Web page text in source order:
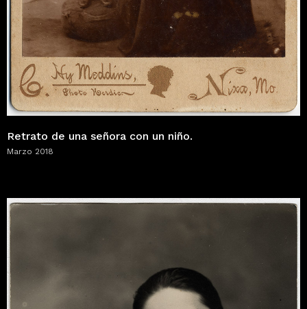
Retrato de una señora con un niño.
Marzo 2018